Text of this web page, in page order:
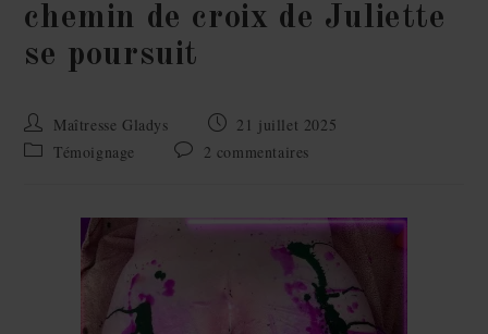
chemin de croix de Juliette
se poursuit
Maîtresse Gladys
21 juillet 2025
Témoignage
2 commentaires